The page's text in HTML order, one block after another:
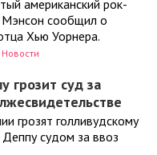
американский рок-
сообщил о
Хью Уорнера.
Новости
грозит суд за
грозят голливудскому
судом за ввоз